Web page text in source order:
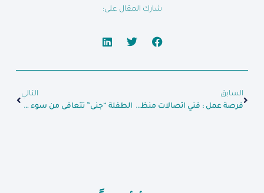
شارك المقال على:
السابق
فرصة عمل : فني اتصالات منظومة الإسعاف
التالي
الطفلة “جنى” تتعافى من سوء التغذية، بعد المتابعة والعلاج من قبل فريق معالجة سوء التغذية.